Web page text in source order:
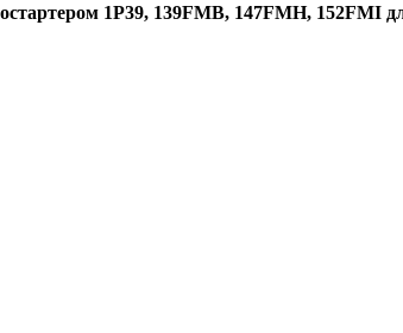
1Р39, 139FMB, 147FMH, 152FMI